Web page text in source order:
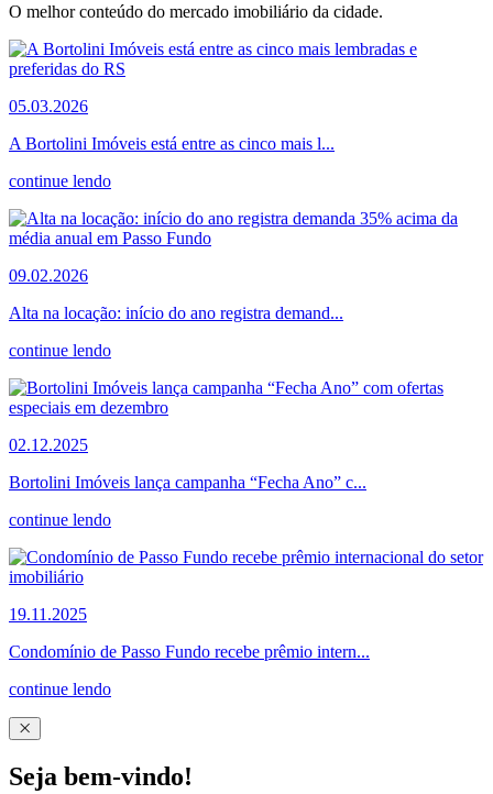
O melhor conteúdo do mercado imobiliário da cidade.
05.03.2026
A Bortolini Imóveis está entre as cinco mais l...
continue lendo
09.02.2026
Alta na locação: início do ano registra demand...
continue lendo
02.12.2025
Bortolini Imóveis lança campanha “Fecha Ano” c...
continue lendo
19.11.2025
Condomínio de Passo Fundo recebe prêmio intern...
continue lendo
Seja bem-vindo!